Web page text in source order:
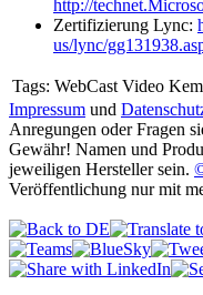
http://
Zertifizierung Lync:
us/lync/
Tags: WebCast Video
Impressum und
Anregungen oder Fragen
Gewähr! Namen und
jeweiligen Hersteller sein.
Veröffentlichung nur mit